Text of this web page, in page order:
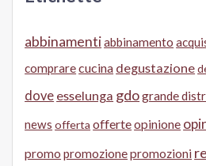
abbinamentiabbinamento
comprarecucina degustazione
dove esselunga gdogrande
news offerta offerteopinione
promo promozionepromozioni